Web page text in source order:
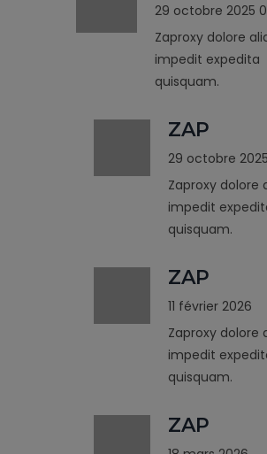
29 octobre 2025
Zaproxy dolore
impedit expedita
quisquam.
ZAP
29 octobre 2025
Zaproxy dolore
impedit
quisquam.
ZAP
11 février 2026
Zaproxy dolore
impedit
quisquam.
ZAP